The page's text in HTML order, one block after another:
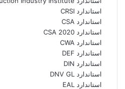
استاندارد CRSI
استاندارد CSA
استاندارد CSA 2020
استاندارد CWA
استاندارد DEF
استاندارد DIN
استاندارد DNV GL
استاندارد EAL